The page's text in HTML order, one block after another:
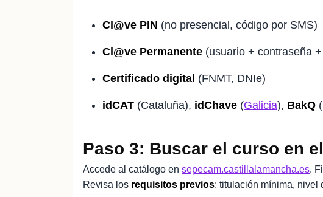
Cl@ve PIN (no presencial, código por SMS)
Cl@ve Permanente (usuario + contraseña
Certificado digital (FNMT, DNIe)
idCAT (Cataluña), idChave (Galicia), BakQ
Paso 3: Buscar el curso en
Accede al catálogo en sepecam.castillalamancha.es.
Revisa los requisitos previos: titulación mínima, nivel